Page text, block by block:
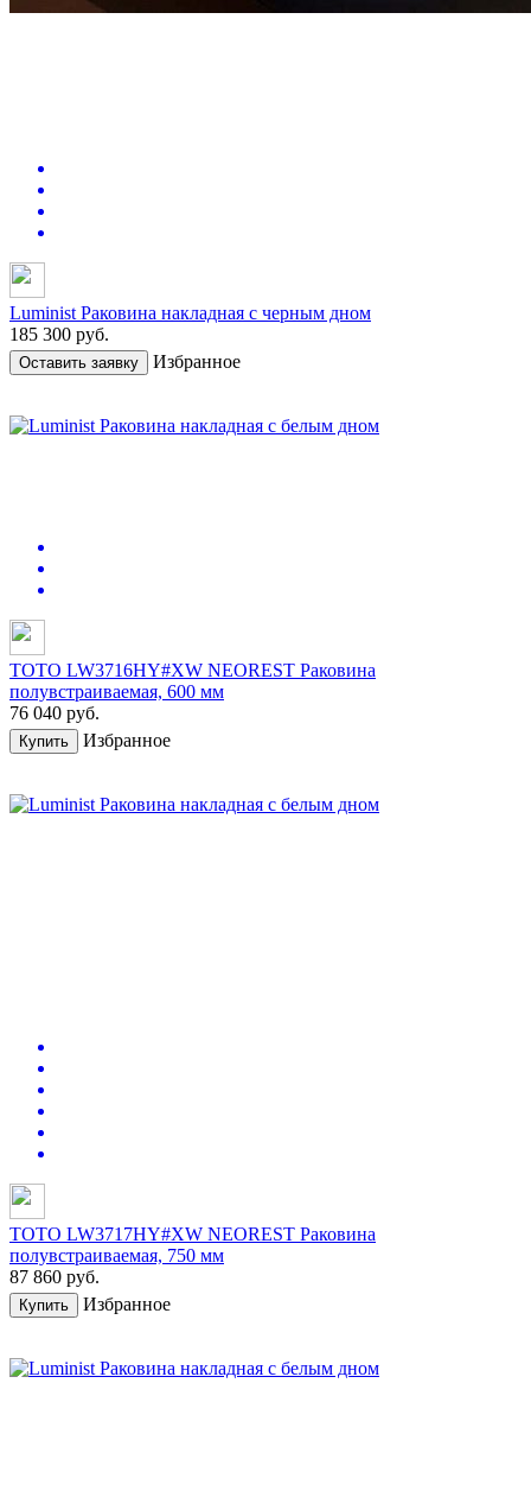
Luminist Раковина накладная с черным дном
185 300 руб.
Оставить заявку Избранное
TOTO LW3716HY#XW NEOREST Раковина
полувстраиваемая, 600 мм
76 040 руб.
Купить Избранное
TOTO LW3717HY#XW NEOREST Раковина
полувстраиваемая, 750 мм
87 860 руб.
Купить Избранное